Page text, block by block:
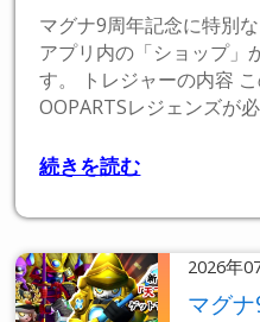
マグナ9周年記念に特別
アプリ内の「ショップ」
す。 トレジャーの内容
OOPARTSレジェンズが
続きを読む
2026年
マグ